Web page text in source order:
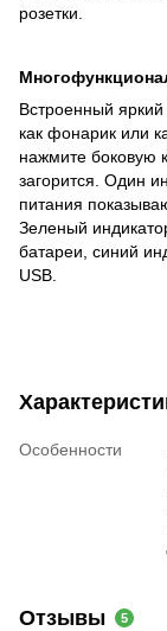
розетки.
Встроенный
как фонарик или
нажмите боковую
загорится. Один
питания
Зеленый
батареи, синий
USB.
Особенности
Отзывы 5